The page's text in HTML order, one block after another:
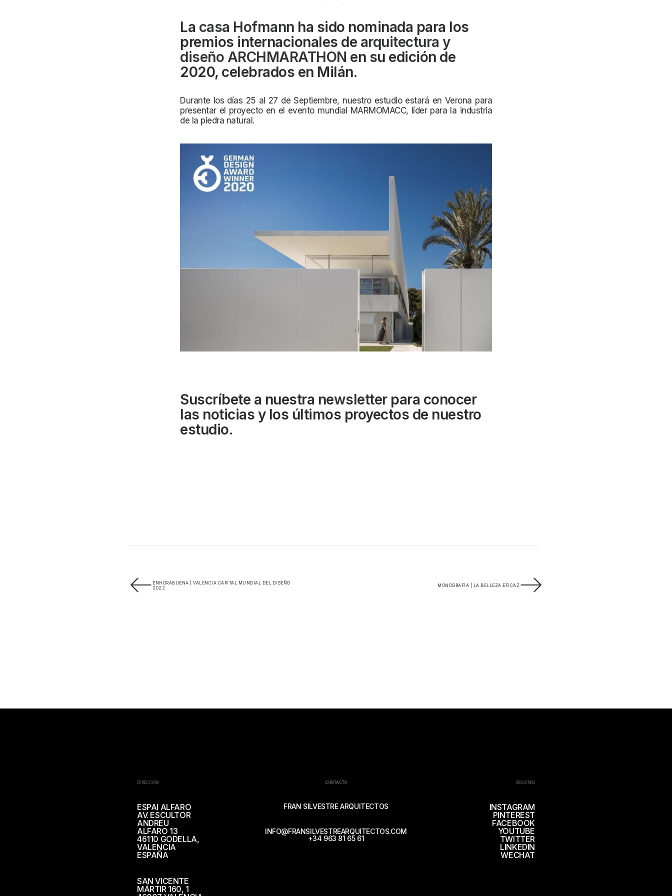
La casa Hofmann ha sido nominada para los
premios internacionales de arquitectura y
diseño ARCHMARATHON en su edición de
2020, celebrados en Milán.
Durante los días 25 al 27 de Septiembre, nuestro estudio estará en Verona para
presentar el proyecto en el evento mundial MARMOMACC, líder para la industria
de la piedra natural.
Suscríbete a nuestra newsletterpara conocer
las noticias y los últimos proyectos de nuestro
estudio.
ENHORABUENA | VALENCIA CAPITAL MUNDIAL DEL DISEÑO
2022
MONOGRAFÍA | LA BELLEZA EFICAZ
DIRECCIÓN
ESPAI ALFARO
AV. ESCULTOR
ANDREU
ALFARO 13
46110 GODELLA,
VALENCIA
ESPAÑA
SAN VICENTE
MÁRTIR 160, 1
CONTACTO
FRAN SILVESTRE ARQUITECTOS
INFO@FRANSILVESTREARQUITECTOS.COM
+34 963 81 65 61
SÍGUENOS
INSTAGRAM
PINTEREST
FACEBOOK
YOUTUBE
TWITTER
LINKEDIN
WECHAT